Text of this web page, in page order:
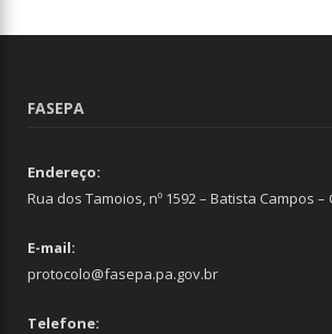
FASEPA
Endereço:
Rua dos Tamoios, nº 1592 – Batista Campos –
E-mail:
protocolo@fasepa.pa.gov.br
Telefone: